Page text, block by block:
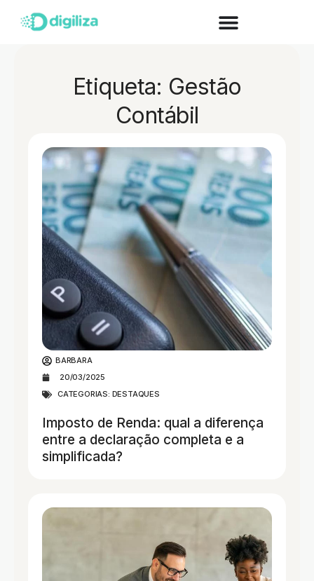
Etiqueta: Gestão
Contábil
BARBARA
20/03/2025
CATEGORIAS: DESTAQUES
Imposto de Renda: qual a diferença
entre a declaração completa e a
simplificada?